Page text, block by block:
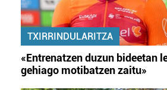
TXIRRINDULARITZA
«Entrenatzen duzun bideetan
gehiago motibatzen zaitu»